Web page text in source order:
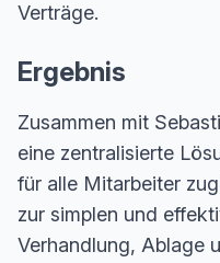
Verträge.
Ergebnis
Zusammen mit
eine zentralisierte
für alle Mitarbeiter
zur simplen und
Verhandlung, Ablage